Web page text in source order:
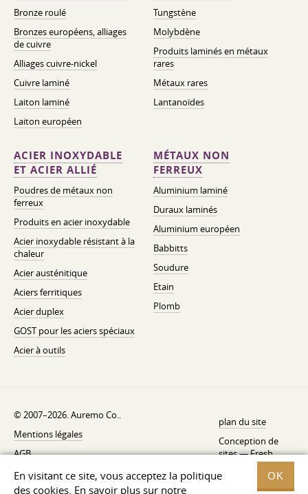
En visitant ce site, vous acceptez la politique
des cookies. En savoir plus sur notre
OK
Bronze roulé
Bronzes européens, alliages
de cuivre
Alliages cuivre-nickel
Cuivre laminé
Laiton laminé
Laiton européen
Tungstène
Molybdène
Produits laminés en métaux
rares
Métaux rares
Lantanoïdes
ACIER INOXYDABLE
ET ACIER ALLIÉ
Poudres de métaux non
ferreux
Produits en acier inoxydable
Acier inoxydable résistant à la
chaleur
Acier austénitique
Aciers ferritiques
Acier duplex
GOST pour les aciers spéciaux
Acier à outils
MÉTAUX NON
FERREUX
Aluminium laminé
Duraux laminés
Aluminium européen
Babbitts
Soudure
Etain
Plomb
© 2007–2026. Auremo Co..
Mentions légales
AGB
Politique de rétractation
plan du site
Conception de
sites —Fresh